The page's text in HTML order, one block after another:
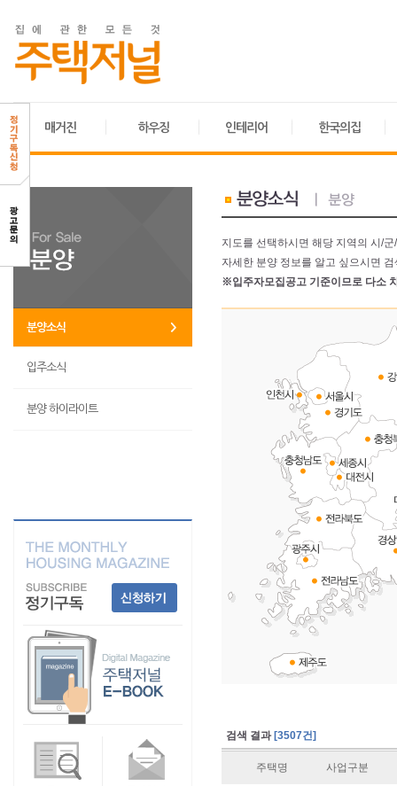
매거진 하우징 인테리어 한국의집
분양소식
입주소식
분양 하이라이트
지도를 선택하시면 해당 지역의 시/
자세한 분양 정보를 알고 싶으시면
※입주자모집공고 기준이므로 다소
검색 결과 [3507건]
주택명 사업구분